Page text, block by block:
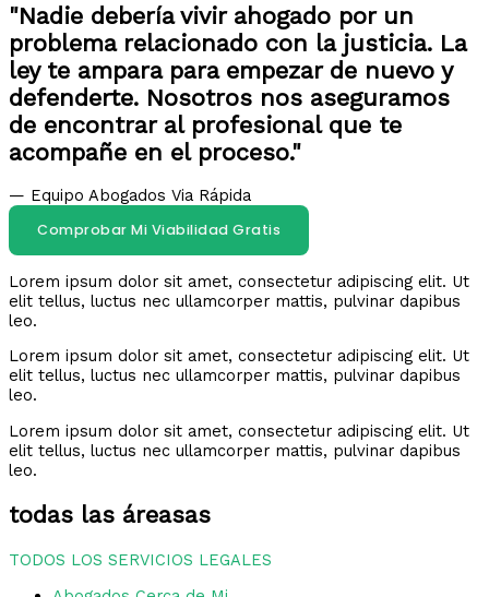
"Nadie debería vivir ahogado por un
problema relacionado con la justicia. La
ley te ampara para empezar de nuevo y
defenderte. Nosotros nos aseguramos
de encontrar al profesional que te
acompañe en el proceso."
— Equipo Abogados Via Rápida
Comprobar Mi Viabilidad Gratis
Lorem ipsum dolor sit amet, consectetur adipiscing elit. Ut
elit tellus, luctus nec ullamcorper mattis, pulvinar dapibus
leo.
Lorem ipsum dolor sit amet, consectetur adipiscing elit. Ut
elit tellus, luctus nec ullamcorper mattis, pulvinar dapibus
leo.
Lorem ipsum dolor sit amet, consectetur adipiscing elit. Ut
elit tellus, luctus nec ullamcorper mattis, pulvinar dapibus
leo.
todas las áreasas
TODOS LOS SERVICIOS LEGALES